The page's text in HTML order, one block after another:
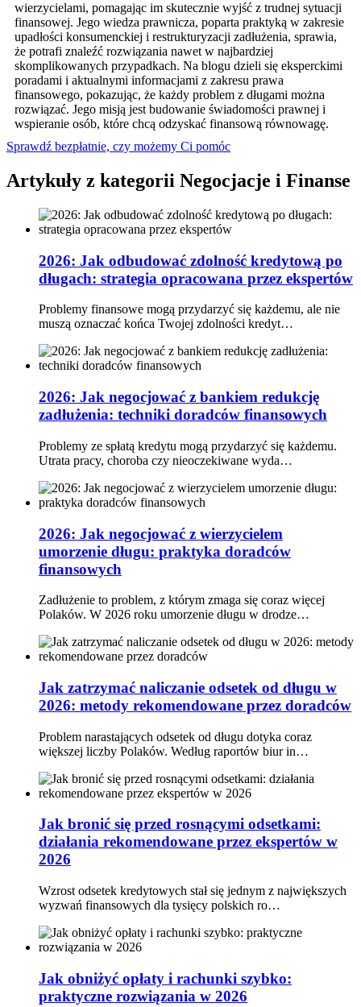
wierzycielami, pomagając im skutecznie wyjść z trudnej sytuacji
finansowej. Jego wiedza prawnicza, poparta praktyką w zakresie
upadłości konsumenckiej i restrukturyzacji zadłużenia, sprawia,
że potrafi znaleźć rozwiązania nawet w najbardziej
skomplikowanych przypadkach. Na blogu dzieli się eksperckimi
poradami i aktualnymi informacjami z zakresu prawa
finansowego, pokazując, że każdy problem z długami można
rozwiązać. Jego misją jest budowanie świadomości prawnej i
wspieranie osób, które chcą odzyskać finansową równowagę.
Sprawdź bezpłatnie, czy możemy Ci pomóc
Artykuły z kategorii Negocjacje i Finanse
2026: Jak odbudować zdolność kredytową po
długach: strategia opracowana przez ekspertów
Problemy finansowe mogą przydarzyć się każdemu, ale nie
muszą oznaczać końca Twojej zdolności kredyt…
2026: Jak negocjować z bankiem redukcję
zadłużenia: techniki doradców finansowych
Problemy ze spłatą kredytu mogą przydarzyć się każdemu.
Utrata pracy, choroba czy nieoczekiwane wyda…
2026: Jak negocjować z wierzycielem
umorzenie długu: praktyka doradców
finansowych
Zadłużenie to problem, z którym zmaga się coraz więcej
Polaków. W 2026 roku umorzenie długu w drodze…
Jak zatrzymać naliczanie odsetek od długu w
2026: metody rekomendowane przez doradców
Problem narastających odsetek od długu dotyka coraz
większej liczby Polaków. Według raportów biur in…
Jak bronić się przed rosnącymi odsetkami:
działania rekomendowane przez ekspertów w
2026
Wzrost odsetek kredytowych stał się jednym z największych
wyzwań finansowych dla tysięcy polskich ro…
Jak obniżyć opłaty i rachunki szybko:
praktyczne rozwiązania w 2026